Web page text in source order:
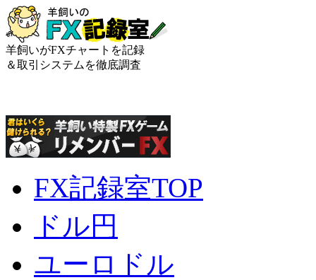
羊飼いがFXチャートを記録
＆取引システムを徹底調査
FX記録室TOP
ドル円
ユーロドル